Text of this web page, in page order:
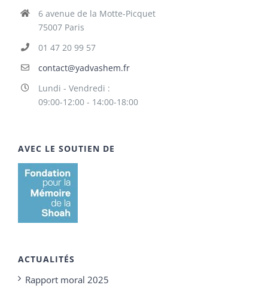
6 avenue de la Motte-Picquet
75007 Paris
01 47 20 99 57
contact@yadvashem.fr
Lundi - Vendredi :
09:00-12:00 - 14:00-18:00
AVEC LE SOUTIEN DE
ACTUALITÉS
Rapport moral 2025